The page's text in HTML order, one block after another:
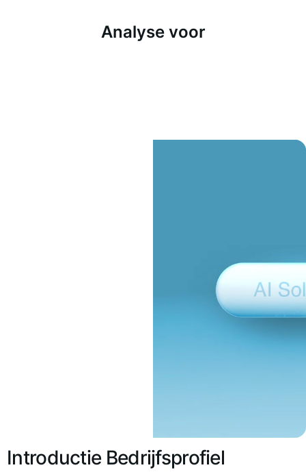
Analyse voor
Introductie Bedrijfsprofiel